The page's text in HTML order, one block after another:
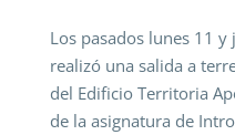
Los pasados lunes 11
realizó una salida a
del Edificio Territoria
de la asignatura de